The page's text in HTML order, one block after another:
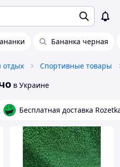
Бананка черная
отдых Спортивные товары
в Украине
Бесплатная доставка